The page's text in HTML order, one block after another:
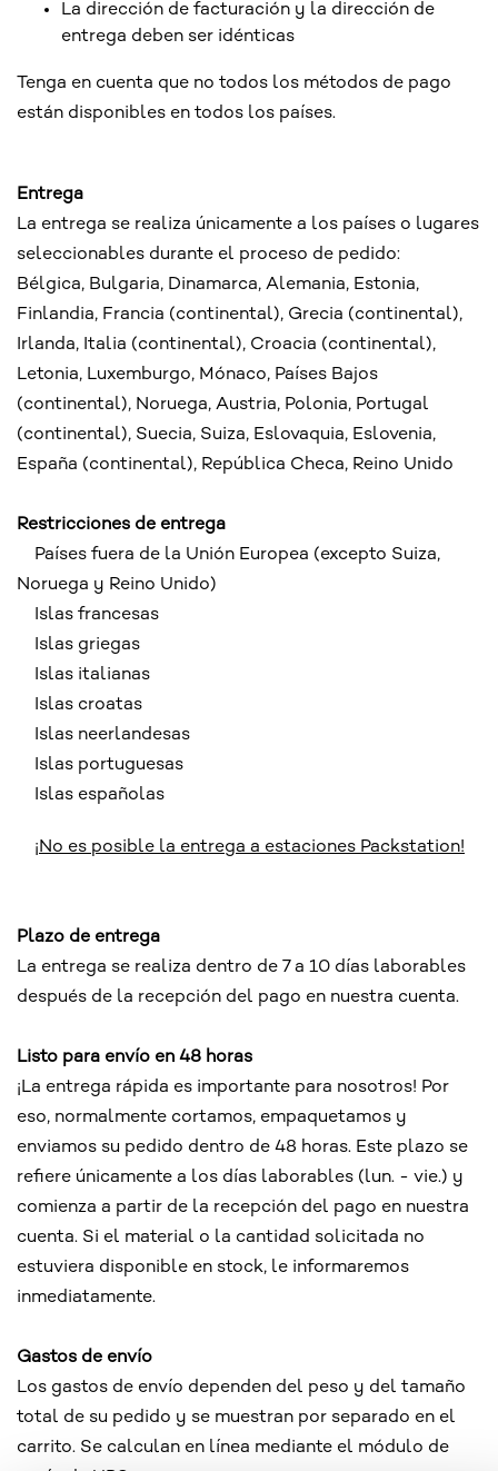
La dirección de facturación y la dirección de
entrega deben ser idénticas
Tenga en cuenta que no todos los métodos de pago
están disponibles en todos los países.
Entrega
La entrega se realiza únicamente a los países o lugares
seleccionables durante el proceso de pedido:
Bélgica, Bulgaria, Dinamarca, Alemania, Estonia,
Finlandia, Francia (continental), Grecia (continental),
Irlanda, Italia (continental), Croacia (continental),
Letonia, Luxemburgo, Mónaco, Países Bajos
(continental), Noruega, Austria, Polonia, Portugal
(continental), Suecia, Suiza, Eslovaquia, Eslovenia,
España (continental), República Checa, Reino Unido
Restricciones de entrega
Países fuera de la Unión Europea (excepto Suiza,
Noruega y Reino Unido)
Islas francesas
Islas griegas
Islas italianas
Islas croatas
Islas neerlandesas
Islas portuguesas
Islas españolas
¡No es posible la entrega a estaciones Packstation!
Plazo de entrega
La entrega se realiza dentro de 7 a 10 días laborables
después de la recepción del pago en nuestra cuenta.
Listo para envío en 48 horas
¡La entrega rápida es importante para nosotros! Por
eso, normalmente cortamos, empaquetamos y
enviamos su pedido dentro de 48 horas. Este plazo se
refiere únicamente a los días laborables (lun. - vie.) y
comienza a partir de la recepción del pago en nuestra
cuenta. Si el material o la cantidad solicitada no
estuviera disponible en stock, le informaremos
inmediatamente.
Gastos de envío
Los gastos de envío dependen del peso y del tamaño
total de su pedido y se muestran por separado en el
carrito. Se calculan en línea mediante el módulo de